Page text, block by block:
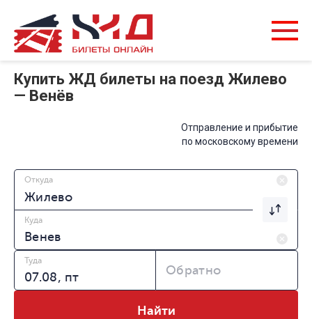
Купить ЖД билеты на поезд Жилево
— Венёв
Отправление и прибытие
по московскому времени
Откуда
Куда
Туда
Обратно
Найти